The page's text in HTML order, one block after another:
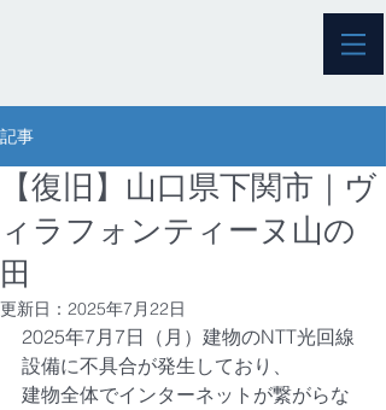
記事
【復旧】山口県下関市｜ヴ
ィラフォンティーヌ山の
田
更新日： 2025年7月22日
2025年7月7日（月）建物のNTT光回線
設備に不具合が発生しており、
建物全体でインターネットが繋がらな